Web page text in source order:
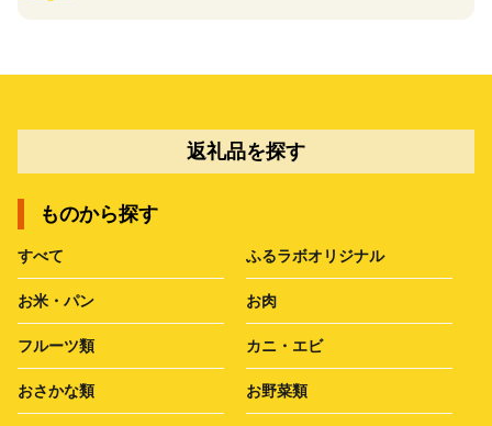
返礼品を探す
ものから探す
すべて ふるラボオリジナル
お米・パン お肉
フルーツ類 カニ・エビ
おさかな類 お野菜類